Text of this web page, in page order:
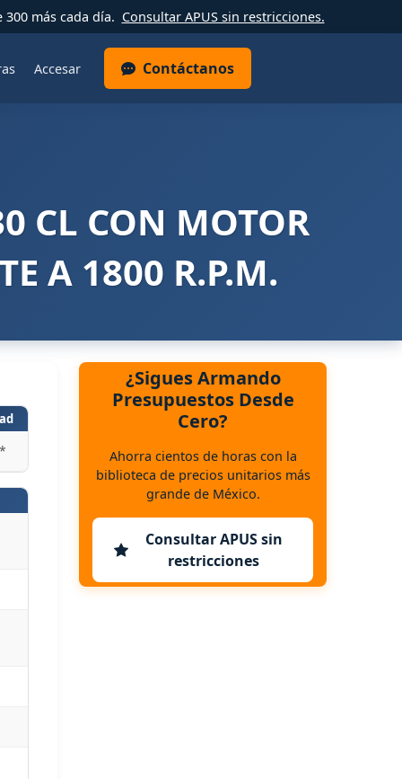
más cada día. Consultar APUS sin restricciones.
Accesar Contáctanos
CL CON MOTOR
A 1800 R.P.M.
¿Sigues Armando
Presupuestos Desde
Cero?
Ahorra cientos de horas con la
biblioteca de precios unitarios más
grande de México.
Consultar APUS sin
restricciones